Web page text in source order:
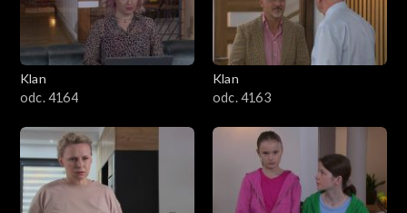
Klan
odc. 4164
Klan
odc. 4163